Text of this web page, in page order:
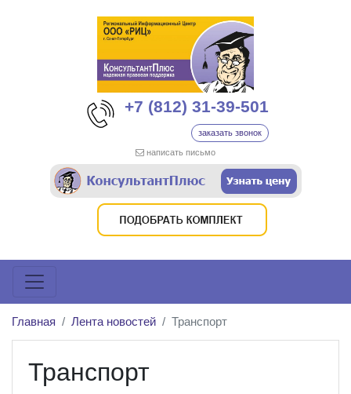
+7 (812) 31-39-501
заказать звонок
написать письмо
Главная Лента новостей Транспорт
Транспорт